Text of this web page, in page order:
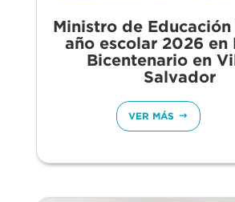
Ministro de
año escolar 2026 en
Bicentenario en
Salvador
VER MÁS